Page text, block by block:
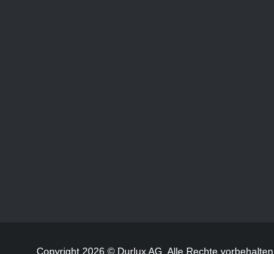
Copyright 2026 © Durlux AG. Alle Rechte vorbehalten.